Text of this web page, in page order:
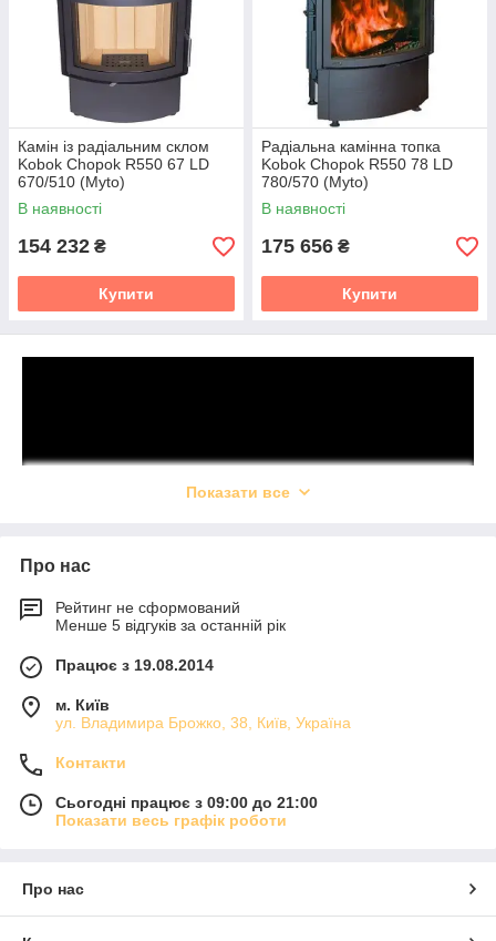
Камін із радіальним склом
Kobok Chopok R550 67 LD
670/510 (Myto)
В наявності
154 232 ₴
Купити
Радіальна камінна топка
Kobok Chopok R550 78 LD
780/570 (Myto)
В наявності
175 656 ₴
Купити
Показати все
Про нас
Рейтинг не сформований
Менше 5 відгуків за останній рік
Працює з 19.08.2014
м. Київ
ул. Владимира Брожко, 38, Київ, Україна
Контакти
Сьогодні працює з 09:00 до 21:00
Показати весь графік роботи
Про нас